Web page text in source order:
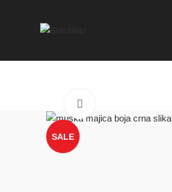
SALE